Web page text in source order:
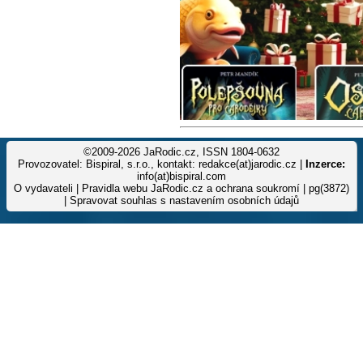
©2009-2026 JaRodic.cz, ISSN 1804-0632
Provozovatel: Bispiral, s.r.o., kontakt: redakce(at)jarodic.cz |
Inzerce:
info(at)bispiral.com
O vydavateli
Pravidla webu JaRodic.cz a ochrana soukromí | pg(3872)
Spravovat souhlas s nastavením osobních údajů